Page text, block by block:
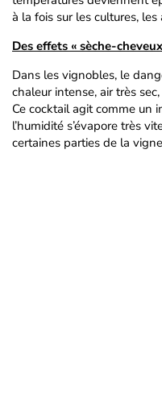
à la fois sur les cultures,
Des effets « sèche-
Dans les vignobles, le
chaleur intense, air très
Ce cocktail agit comme un
l’humidité s’évapore très
certaines parties de la